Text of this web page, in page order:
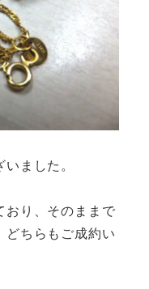
ました。
おり、そのままで
どちらもご成約い